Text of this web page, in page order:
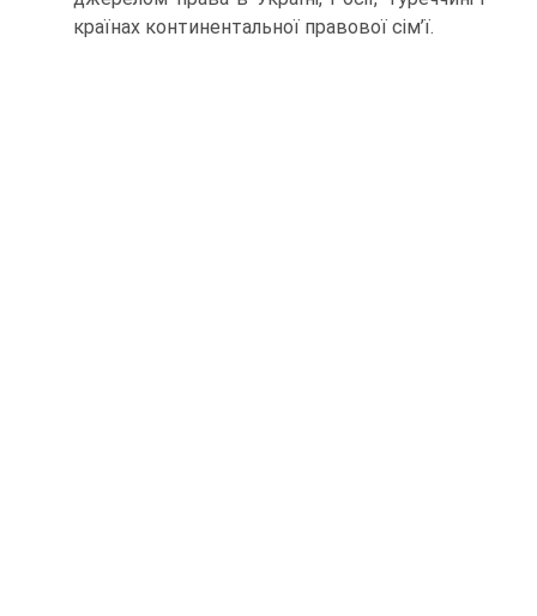
країнах континентальної правової сім’ї.